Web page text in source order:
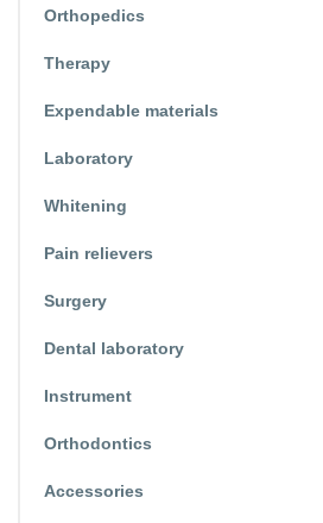
Orthopedics
Therapy
Expendable materials
Laboratory
Whitening
Pain relievers
Surgery
Dental laboratory
Instrument
Orthodontics
Accessories